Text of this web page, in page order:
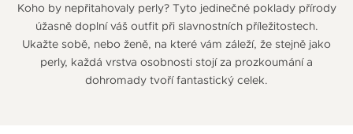
Koho by nepřitahovaly perly? Tyto jedinečné poklady přírody
úžasně doplní váš outfit při slavnostních příležitostech.
Ukažte sobě, nebo ženě, na které vám záleží, že stejně jako
perly, každá vrstva osobnosti stojí za prozkoumání a
dohromady tvoří fantastický celek.